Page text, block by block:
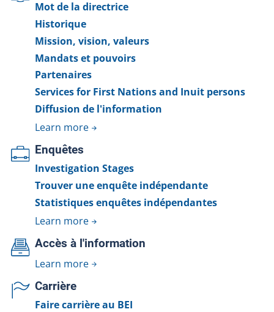
Mot de la directrice
Historique
Mission, vision, valeurs
Mandats et pouvoirs
Partenaires
Services for First Nations and Inuit persons
Diffusion de l'information
Learn more
Enquêtes
Investigation Stages
Trouver une enquête indépendante
Statistiques enquêtes indépendantes
Learn more
Accès à l'information
Learn more
Carrière
Faire carrière au BEI